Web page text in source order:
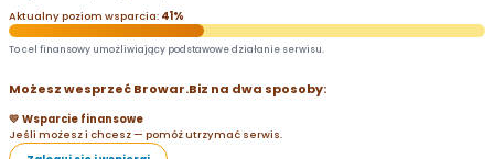
Aktualny poziom wsparcia: 41%
To cel finansowy umożliwiający podstawowe działanie serwisu.
Możesz wesprzeć Browar.Biz na dwa sposoby:
💛 Wsparcie finansowe
Jeśli możesz i chcesz — pomóż utrzymać serwis.